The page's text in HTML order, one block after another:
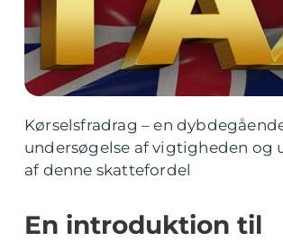
Kørselsfradrag – en
undersøgelse af vigtigheden og
af denne skattefordel
En introduktion til